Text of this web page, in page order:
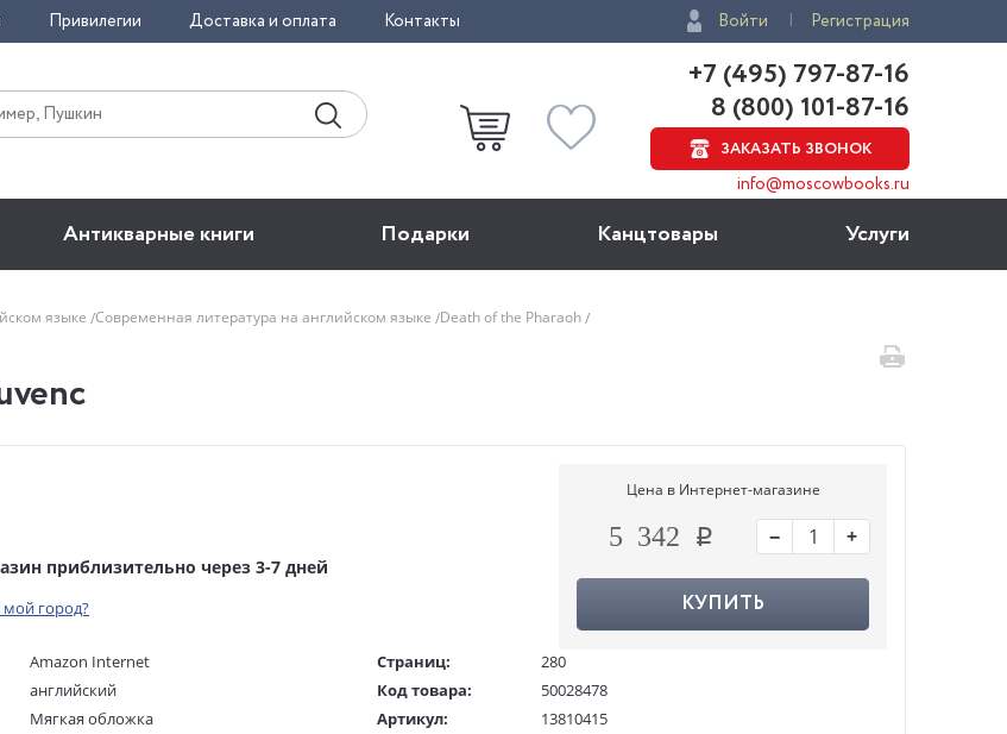
Привилегии Доставка и оплата Контакты Войти Регистрация
+7 (495) 797-87-16
8 (800) 101-87-16
ЗАКАЗАТЬ ЗВОНОК
info@moscowbooks.ru
Антикварные книги Подарки Канцтовары Услуги
языке Современная литература на английском языке Death of the Pharaoh
приблизительно через 3-7 дней
мой город?
Цена в Интернет-магазине
5 342 − +
КУПИТЬ
Amazon Internet
английский
Мягкая обложка
Страниц:
280
Код товара:
50028478
Артикул:
13810415